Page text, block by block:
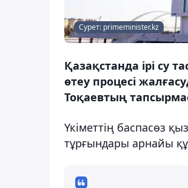
Сурет: primeminister.kz
Қазақстанда ірі су
өтеу процесі
Тоқаевтың
Үкіметтің баспасөз
тұрғындары арнайы